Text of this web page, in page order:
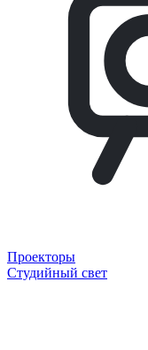
Проекторы
Студийный свет